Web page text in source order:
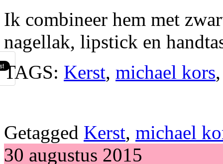
Ik combineer hem met
nagellak, lipstick en
TAGS: Kerst, michael kors
Getagged Kerst, michael
30 augustus 2015